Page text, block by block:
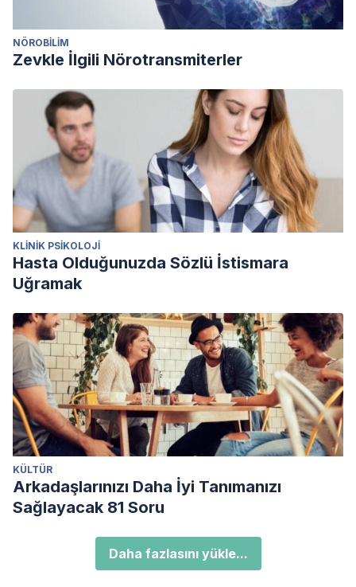
NÖROBILIM
Zevkle İlgili Nörotransmiterler
KLINIK PSIKOLOJI
Hasta Olduğunuzda Sözlü İstismara
Uğramak
KÜLTÜR
Arkadaşlarınızı Daha İyi Tanımanızı
Sağlayacak 81 Soru
Daha fazlasını yükle...